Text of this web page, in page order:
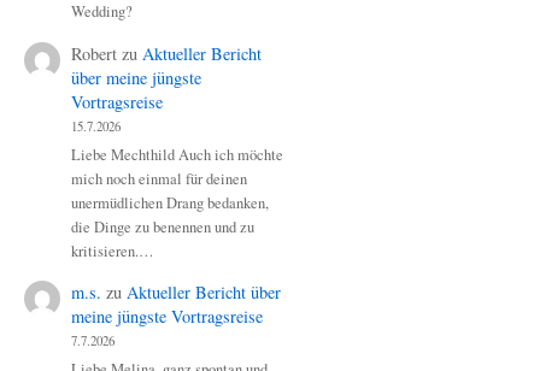
Wedding?
Robert zu Aktueller Bericht
über meine jüngste
Vortragsreise
15.7.2026
Liebe Mechthild Auch ich möchte
mich noch einmal für deinen
unermüdlichen Drang bedanken,
die Dinge zu benennen und zu
kritisieren.…
m.s. zu Aktueller Bericht über
meine jüngste Vortragsreise
7.7.2026